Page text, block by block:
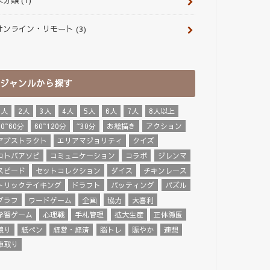
ンライン・リモート (3)
ジャンルから探す
2人 3人 4人 5人 6人 7人
8人以上
分
60~120分 ~30分 お絵描き
アクション
ブストラクト
エリアマジョリティ
クイズ
トバアソビ
コミュニケーション コラボ
ジレンマ
ピード
セットコレクション ダイス
チキンレース
リックテイキング
ドラフト バッティング
パズル
ラフ
ワードゲーム 企画 協力
大喜利
習ゲーム
心理戦 手札管理 拡大生産
正体隠匿
り
紙ペン 経営・経済 脳トレ 賑やか
連想
取り